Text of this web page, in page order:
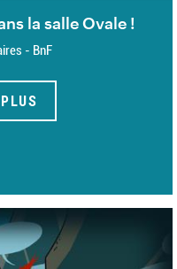
la salle Ovale !
- BnF